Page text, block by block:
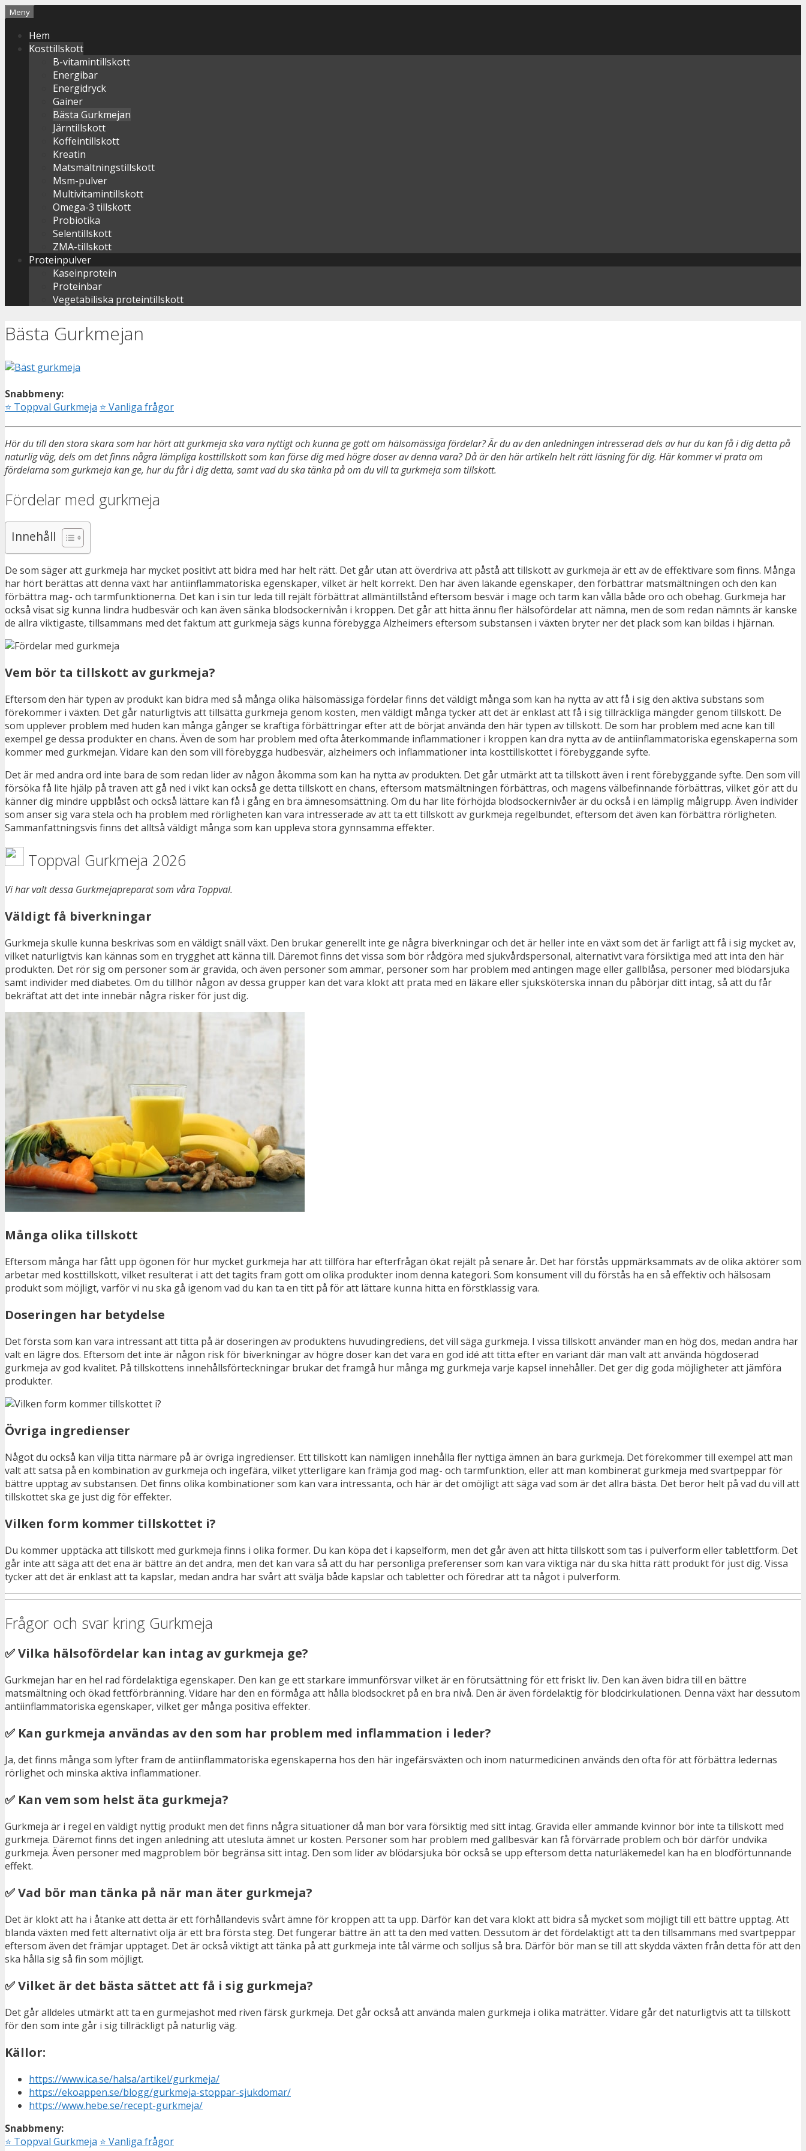
Hoppa
innehåll
Meny
Hem
Kosttillskott
B-vitamintillskott
Energibar
Energidryck
Gainer
Bästa Gurkmejan
Järntillskott
Koffeintillskott
Kreatin
Matsmältningstillskott
Msm-pulver
Multivitamintillskott
Omega-3 tillskott
Probiotika
Selentillskott
ZMA-tillskott
Proteinpulver
Kaseinprotein
Proteinbar
Vegetabiliska proteintillskott
Bästa Gurkmejan
Snabbmeny:
⭐ Toppval Gurkmeja ⭐ Vanliga frågor
Hör du till den stora skara som har hört att gurkmeja ska vara nyttigt och kunna ge gott om hälsomässiga fördelar? Är du av den anledningen intresserad dels av hur du kan få i dig detta på
naturlig väg, dels om det finns några lämpliga kosttillskott som kan förse dig med högre doser av denna vara? Då är den här artikeln helt rätt läsning för dig. Här kommer vi prata om
fördelarna som gurkmeja kan ge, hur du får i dig detta, samt vad du ska tänka på om du vill ta gurkmeja som tillskott.
Fördelar med gurkmeja
Innehåll
De som säger att gurkmeja har mycket positivt att bidra med har helt rätt. Det går utan att överdriva att påstå att tillskott av gurkmeja är ett av de effektivare som finns. Många
har hört berättas att denna växt har antiinflammatoriska egenskaper, vilket är helt korrekt. Den har även läkande egenskaper, den förbättrar matsmältningen och den kan
förbättra mag- och tarmfunktionerna. Det kan i sin tur leda till rejält förbättrat allmäntillstånd eftersom besvär i mage och tarm kan vålla både oro och obehag. Gurkmeja har
också visat sig kunna lindra hudbesvär och kan även sänka blodsockernivån i kroppen. Det går att hitta ännu fler hälsofördelar att nämna, men de som redan nämnts är kanske
de allra viktigaste, tillsammans med det faktum att gurkmeja sägs kunna förebygga Alzheimers eftersom substansen i växten bryter ner det plack som kan bildas i hjärnan.
Vem bör ta tillskott av gurkmeja?
Eftersom den här typen av produkt kan bidra med så många olika hälsomässiga fördelar finns det väldigt många som kan ha nytta av att få i sig den aktiva substans som
förekommer i växten. Det går naturligtvis att tillsätta gurkmeja genom kosten, men väldigt många tycker att det är enklast att få i sig tillräckliga mängder genom tillskott. De
som upplever problem med huden kan många gånger se kraftiga förbättringar efter att de börjat använda den här typen av tillskott. De som har problem med acne kan till
exempel ge dessa produkter en chans. Även de som har problem med ofta återkommande inflammationer i kroppen kan dra nytta av de antiinflammatoriska egenskaperna som
kommer med gurkmejan. Vidare kan den som vill förebygga hudbesvär, alzheimers och inflammationer inta kosttillskottet i förebyggande syfte.
Det är med andra ord inte bara de som redan lider av någon åkomma som kan ha nytta av produkten. Det går utmärkt att ta tillskott även i rent förebyggande syfte. Den som vill
försöka få lite hjälp på traven att gå ned i vikt kan också ge detta tillskott en chans, eftersom matsmältningen förbättras, och magens välbefinnande förbättras, vilket gör att du
känner dig mindre uppblåst och också lättare kan få i gång en bra ämnesomsättning. Om du har lite förhöjda blodsockernivåer är du också i en lämplig målgrupp. Även individer
som anser sig vara stela och ha problem med rörligheten kan vara intresserade av att ta ett tillskott av gurkmeja regelbundet, eftersom det även kan förbättra rörligheten.
Sammanfattningsvis finns det alltså väldigt många som kan uppleva stora gynnsamma effekter.
Toppval Gurkmeja 2026
Vi har valt dessa Gurkmejapreparat som våra Toppval.
Väldigt få biverkningar
Gurkmeja skulle kunna beskrivas som en väldigt snäll växt. Den brukar generellt inte ge några biverkningar och det är heller inte en växt som det är farligt att få i sig mycket av,
vilket naturligtvis kan kännas som en trygghet att känna till. Däremot finns det vissa som bör rådgöra med sjukvårdspersonal, alternativt vara försiktiga med att inta den här
produkten. Det rör sig om personer som är gravida, och även personer som ammar, personer som har problem med antingen mage eller gallblåsa, personer med blödarsjuka
samt individer med diabetes. Om du tillhör någon av dessa grupper kan det vara klokt att prata med en läkare eller sjuksköterska innan du påbörjar ditt intag, så att du får
bekräftat att det inte innebär några risker för just dig.
Många olika tillskott
Eftersom många har fått upp ögonen för hur mycket gurkmeja har att tillföra har efterfrågan ökat rejält på senare år. Det har förstås uppmärksammats av de olika aktörer som
arbetar med kosttillskott, vilket resulterat i att det tagits fram gott om olika produkter inom denna kategori. Som konsument vill du förstås ha en så effektiv och hälsosam
produkt som möjligt, varför vi nu ska gå igenom vad du kan ta en titt på för att lättare kunna hitta en förstklassig vara.
Doseringen har betydelse
Det första som kan vara intressant att titta på är doseringen av produktens huvudingrediens, det vill säga gurkmeja. I vissa tillskott använder man en hög dos, medan andra har
valt en lägre dos. Eftersom det inte är någon risk för biverkningar av högre doser kan det vara en god idé att titta efter en variant där man valt att använda högdoserad
gurkmeja av god kvalitet. På tillskottens innehållsförteckningar brukar det framgå hur många mg gurkmeja varje kapsel innehåller. Det ger dig goda möjligheter att jämföra
produkter.
Övriga ingredienser
Något du också kan vilja titta närmare på är övriga ingredienser. Ett tillskott kan nämligen innehålla fler nyttiga ämnen än bara gurkmeja. Det förekommer till exempel att man
valt att satsa på en kombination av gurkmeja och ingefära, vilket ytterligare kan främja god mag- och tarmfunktion, eller att man kombinerat gurkmeja med svartpeppar för
bättre upptag av substansen. Det finns olika kombinationer som kan vara intressanta, och här är det omöjligt att säga vad som är det allra bästa. Det beror helt på vad du vill att
tillskottet ska ge just dig för effekter.
Vilken form kommer tillskottet i?
Du kommer upptäcka att tillskott med gurkmeja finns i olika former. Du kan köpa det i kapselform, men det går även att hitta tillskott som tas i pulverform eller tablettform. Det
går inte att säga att det ena är bättre än det andra, men det kan vara så att du har personliga preferenser som kan vara viktiga när du ska hitta rätt produkt för just dig. Vissa
tycker att det är enklast att ta kapslar, medan andra har svårt att svälja både kapslar och tabletter och föredrar att ta något i pulverform.
Frågor och svar kring Gurkmeja
✅ Vilka hälsofördelar kan intag av gurkmeja ge?
Gurkmejan har en hel rad fördelaktiga egenskaper. Den kan ge ett starkare immunförsvar vilket är en förutsättning för ett friskt liv. Den kan även bidra till en bättre
matsmältning och ökad fettförbränning. Vidare har den en förmåga att hålla blodsockret på en bra nivå. Den är även fördelaktig för blodcirkulationen. Denna växt har dessutom
antiinflammatoriska egenskaper, vilket ger många positiva effekter.
✅ Kan gurkmeja användas av den som har problem med inflammation i leder?
Ja, det finns många som lyfter fram de antiinflammatoriska egenskaperna hos den här ingefärsväxten och inom naturmedicinen används den ofta för att förbättra ledernas
rörlighet och minska aktiva inflammationer.
✅ Kan vem som helst äta gurkmeja?
Gurkmeja är i regel en väldigt nyttig produkt men det finns några situationer då man bör vara försiktig med sitt intag. Gravida eller ammande kvinnor bör inte ta tillskott med
gurkmeja. Däremot finns det ingen anledning att utesluta ämnet ur kosten. Personer som har problem med gallbesvär kan få förvärrade problem och bör därför undvika
gurkmeja. Även personer med magproblem bör begränsa sitt intag. Den som lider av blödarsjuka bör också se upp eftersom detta naturläkemedel kan ha en blodförtunnande
effekt.
✅ Vad bör man tänka på när man äter gurkmeja?
Det är klokt att ha i åtanke att detta är ett förhållandevis svårt ämne för kroppen att ta upp. Därför kan det vara klokt att bidra så mycket som möjligt till ett bättre upptag. Att
blanda växten med fett alternativt olja är ett bra första steg. Det fungerar bättre än att ta den med vatten. Dessutom är det fördelaktigt att ta den tillsammans med svartpeppar
eftersom även det främjar upptaget. Det är också viktigt att tänka på att gurkmeja inte tål värme och solljus så bra. Därför bör man se till att skydda växten från detta för att den
ska hålla sig så fin som möjligt.
✅ Vilket är det bästa sättet att få i sig gurkmeja?
Det går alldeles utmärkt att ta en gurmejashot med riven färsk gurkmeja. Det går också att använda malen gurkmeja i olika maträtter. Vidare går det naturligtvis att ta tillskott
för den som inte går i sig tillräckligt på naturlig väg.
Källor:
https://www.ica.se/halsa/artikel/gurkmeja/
https://ekoappen.se/blogg/gurkmeja-stoppar-sjukdomar/
https://www.hebe.se/recept-gurkmeja/
Snabbmeny:
⭐ Toppval Gurkmeja ⭐ Vanliga frågor